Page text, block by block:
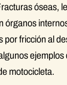
óseas,
órganos
por fricción al
motocicleta.